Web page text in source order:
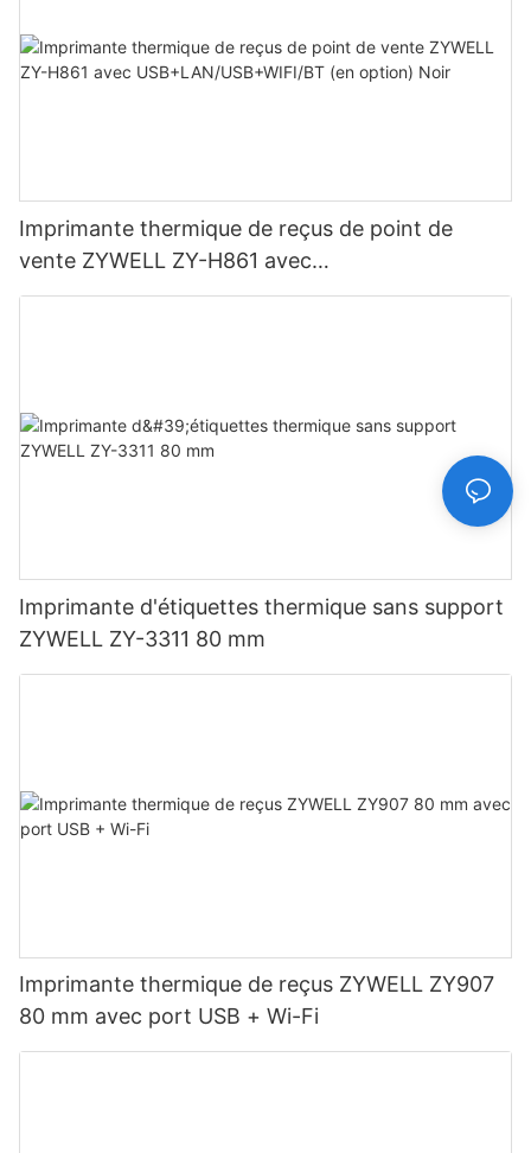
Imprimante thermique de reçus de point de
vente ZYWELL ZY-H861 avec
USB+LAN/USB+WIFI/BT (en option) Noir
Imprimante d'étiquettes thermique sans support
ZYWELL ZY-3311 80 mm
Imprimante thermique de reçus ZYWELL ZY907
80 mm avec port USB + Wi-Fi